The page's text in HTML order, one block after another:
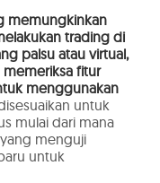
memungkinkan
trading di
palsu atau virtual,
fitur
menggunakan
untuk
mulai dari mana
menguji
untuk